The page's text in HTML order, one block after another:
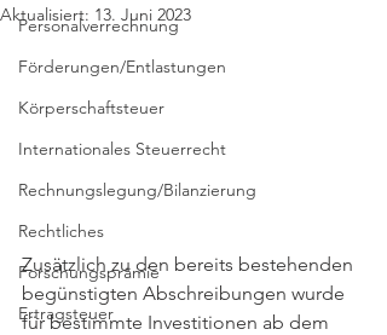
Personalverrechnung
Förderungen/Entlastungen
Körperschaftsteuer
Internationales Steuerrecht
Rechnungslegung/Bilanzierung
Rechtliches
Forschungsprämie
Ertragsteuer
Aktualisiert: 13. Juni 2023
Zusätzlich zu den bereits bestehenden
begünstigten Abschreibungen wurde
für bestimmte Investitionen ab dem